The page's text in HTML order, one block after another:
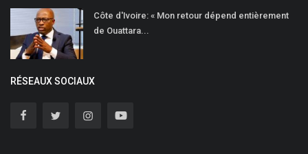
Côte d'Ivoire: « Mon retour dépend entièrement
de Ouattara...
RÉSEAUX SOCIAUX